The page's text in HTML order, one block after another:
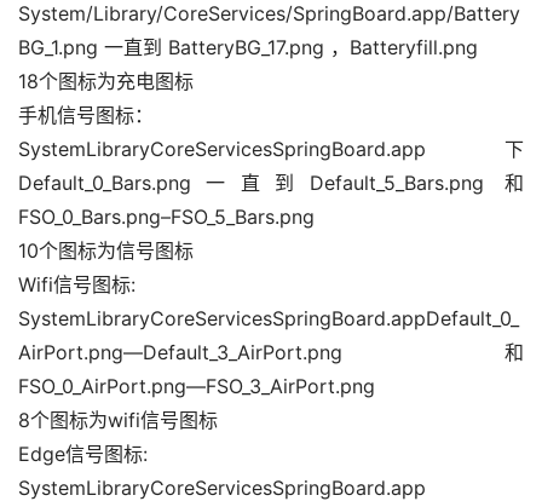
System/Library/CoreServices/SpringBoard.app/Battery
BG_1.png 一直到 BatteryBG_17.png ，Batteryfill.png
18个图标为充电图标
手机信号图标：
SystemLibraryCoreServicesSpringBoard.app下
Default_0_Bars.png一直到Default_5_Bars.png 和
FSO_0_Bars.png–FSO_5_Bars.png
10个图标为信号图标
Wifi信号图标:
SystemLibraryCoreServicesSpringBoard.appDefault_0_
AirPort.png—Default_3_AirPort.png和
FSO_0_AirPort.png—FSO_3_AirPort.png
8个图标为wifi信号图标
Edge信号图标:
SystemLibraryCoreServicesSpringBoard.app